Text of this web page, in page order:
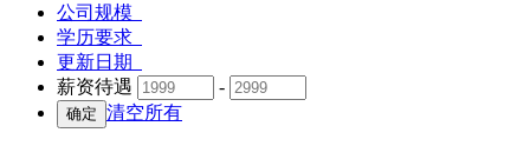
公司规模
学历要求
更新日期
薪资待遇
-
清空所有